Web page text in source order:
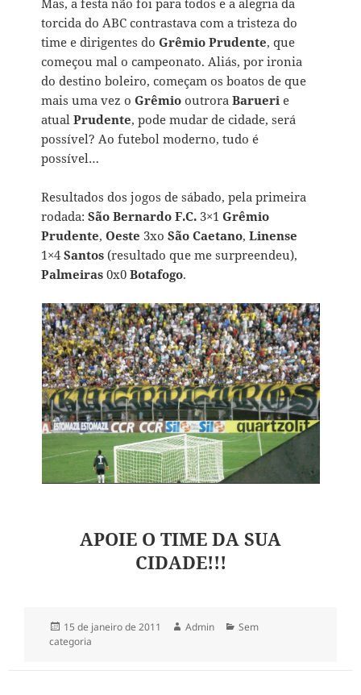
torcida do ABC contrastava com a tristeza do
time e dirigentes doGrêmio Prudente, que
começou mal o campeonato. Aliás, por ironia
do destino boleiro, começam os boatos de que
mais uma vez oGrêmiooutroraBarueri e
atualPrudente, pode mudar de cidade, será
possível? Ao futebol moderno, tudo é
possível…
Resultados dos jogos de sábado, pela primeira
rodada:São Bernardo F.C. 3×1Grêmio
Prudente,Oeste 3xoSão Caetano,Linense
1×4Santos (resultado que me surpreendeu),
Palmeiras 0x0Botafogo.
APOIE O TIME DA SUA
CIDADE!!!
Publicado
em
15 de janeiro de 2011 Autor
Admin Categorias
Sem
categoria